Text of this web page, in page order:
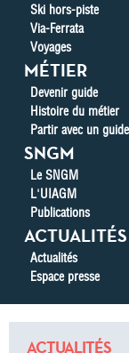
Ski hors-piste
Via-Ferrata
Voyages
MÉTIER
Devenir guide
Histoire du métier
Partir avec un guide
SNGM
Le SNGM
L'UIAGM
Publications
ACTUALITÉS
Actualités
Espace presse
ACTUALITÉS